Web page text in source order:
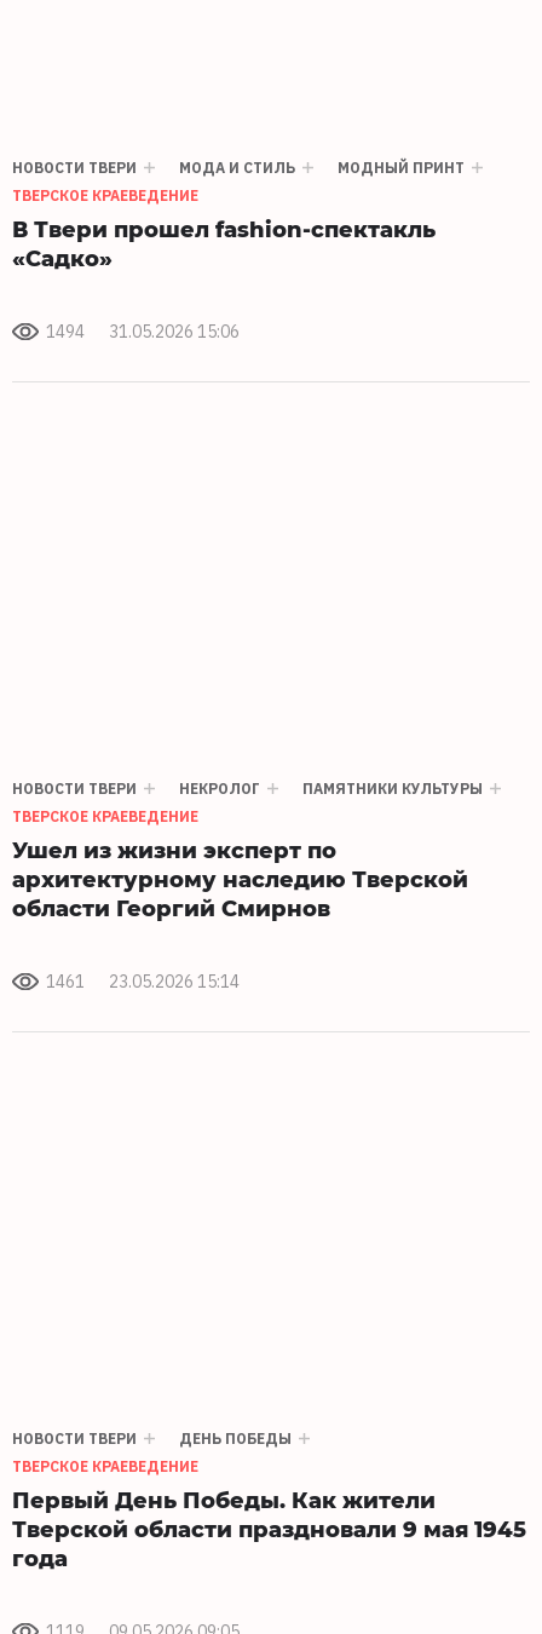
НОВОСТИ ТВЕРИ МОДА И СТИЛЬ
МОДНЫЙ ПРИНТ
ТВЕРСКОЕ КРАЕВЕДЕНИЕ
В Твери прошел fashion-спектакль
«Садко»
1494 31.05.2026 15:06
НОВОСТИ ТВЕРИ НЕКРОЛОГ
ПАМЯТНИКИ КУЛЬТУРЫ
ТВЕРСКОЕ КРАЕВЕДЕНИЕ
Ушел из жизни эксперт по
архитектурному наследию Тверской
области Георгий Смирнов
1461 23.05.2026 15:14
НОВОСТИ ТВЕРИ
ДЕНЬ ПОБЕДЫ
ТВЕРСКОЕ КРАЕВЕДЕНИЕ
Первый День Победы. Как жители
Тверской области праздновали 9 мая 1945
года